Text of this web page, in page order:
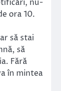
nu-
ora 10.
să stai
să
Fără
în mintea